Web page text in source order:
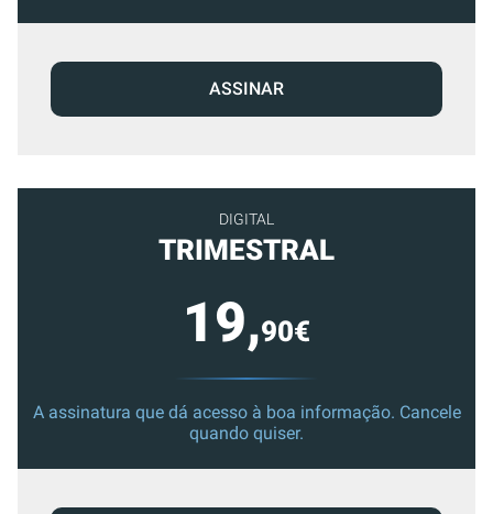
ASSINAR
DIGITAL
TRIMESTRAL
19,90€
A assinatura que dá acesso à boa informação. Cancele
quando quiser.